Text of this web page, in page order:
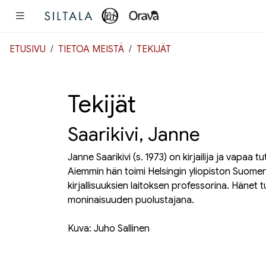
ETUSIVU TIETOA MEISTÄ TEKIJÄT
Tekijät
Saarikivi, Janne
Janne Saarikivi (s. 1973) on kirjailija ja vapaa
Aiemmin hän toimi Helsingin yliopiston
kirjallisuuksien laitoksen professorina. Hänet
moninaisuuden puolustajana.
Kuva: Juho Sallinen